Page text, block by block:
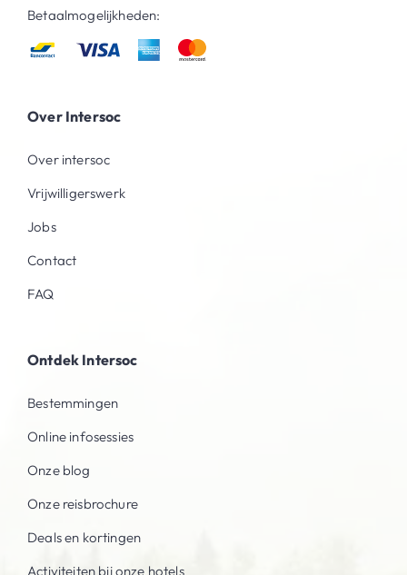
Betaalmogelijkheden:
Over Intersoc
Over intersoc
Vrijwilligerswerk
Jobs
Contact
FAQ
Ontdek Intersoc
Bestemmingen
Online infosessies
Onze blog
Onze reisbrochure
Deals en kortingen
Activiteiten bij onze hotels